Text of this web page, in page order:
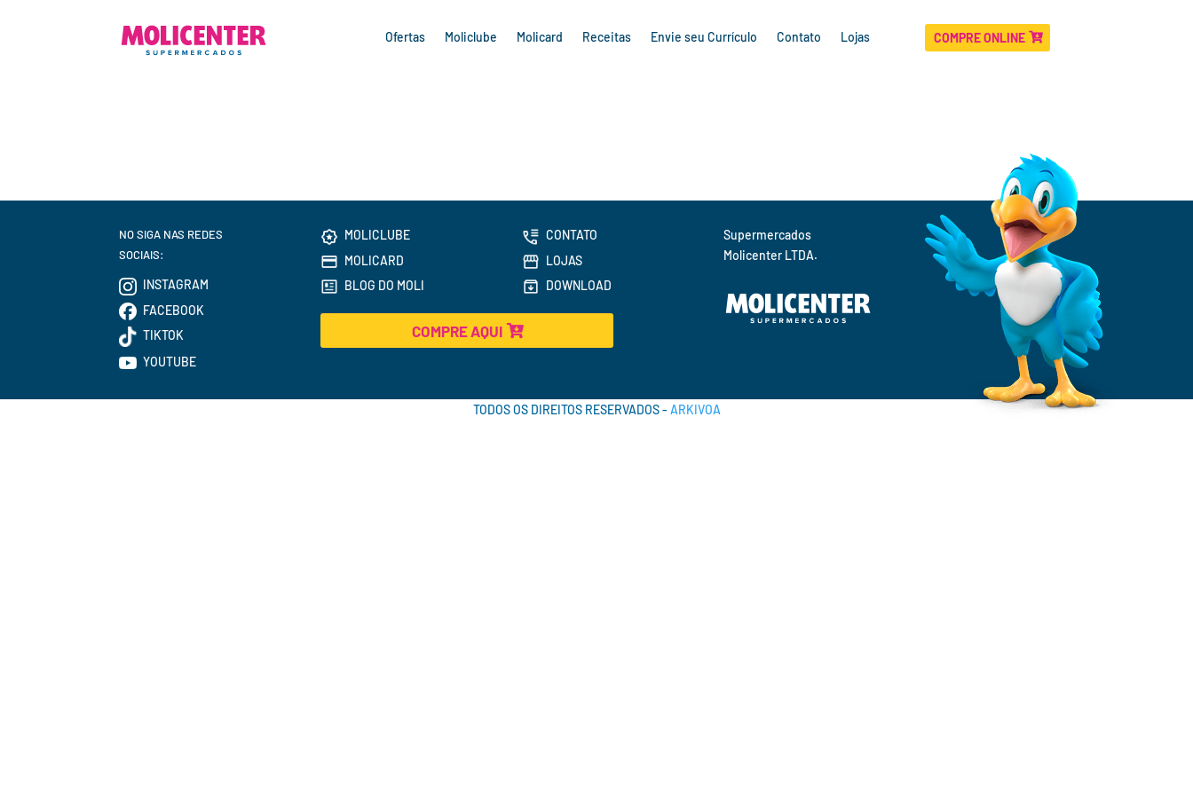
Ofertas Moliclube Molicard Receitas Envie seu Currículo Contato Lojas COMPRE ONLINE
NO SIGA NAS REDES
SOCIAIS:
INSTAGRAM
FACEBOOK
TIKTOK
YOUTUBE
MOLICLUBE
MOLICARD
BLOG DO MOLI
COMPRE AQUI
CONTATO
LOJAS
DOWNLOAD
Supermercados
Molicenter LTDA.
TODOS OS DIREITOS RESERVADOS - ARKIVOA